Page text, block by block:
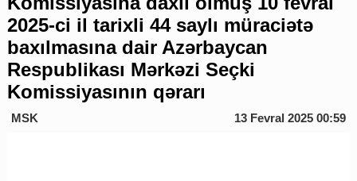
2025-ci il tarixli 44 saylı müraciətə
baxılmasına dair Azərbaycan
Respublikası Mərkəzi Seçki
Komissiyasının qərarı
MSK 13 Fevral 2025 00:59